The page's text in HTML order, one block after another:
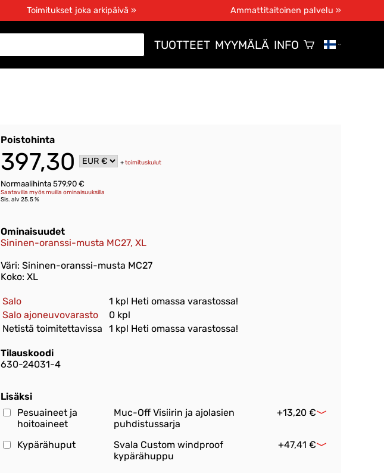
Toimitukset joka arkipäivä » Ammattitaitoinen palvelu »
TUOTTEET MYYMÄLÄ INFO
Poistohinta
397,30 +toimituskulut
Normaalihinta 579,90 €
Saatavilla myös muilla ominaisuuksilla
Sis. alv 25.5 %
Ominaisuudet
Sininen-oranssi-musta MC27, XL
Väri: Sininen-oranssi-musta MC27
Koko: XL
Salo
1 kpl Heti omassa varastossa!
Salo ajoneuvovarasto
0 kpl
Netistä toimitettavissa
1 kpl Heti omassa varastossa!
Tilauskoodi
630-24031-4
Lisäksi
Pesuaineet ja
hoitoaineet
Muc-Off Visiirin ja ajolasien
puhdistussarja
+13,20 €
Kypärähuput
Svala Custom windproof
kypärähuppu
+47,41 €